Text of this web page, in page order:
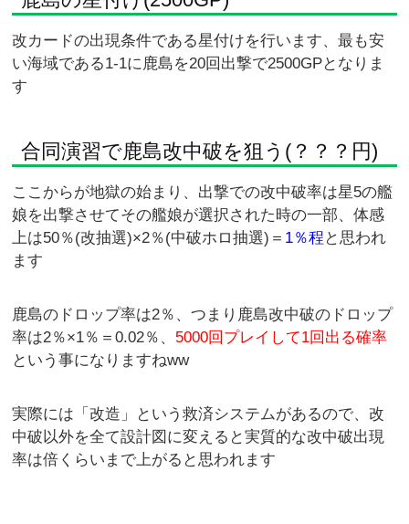
改カードの出現条件である星付けを行います、最も安
い海域である1-1に鹿島を20回出撃で2500GPとなりま
す
合同演習で鹿島改中破を狙う(？？？円)
ここからが地獄の始まり、出撃での改中破率は星5の艦
娘を出撃させてその艦娘が選択された時の一部、体感
上は50％(改抽選)×2％(中破ホロ抽選)＝ 1％程 と思われ
ます
鹿島のドロップ率は2％、つまり鹿島改中破のドロップ
率は2％×1％＝0.02％、 5000回プレイして1回出る確率
という事になりますねww
実際には「改造」という救済システムがあるので、改
中破以外を全て設計図に変えると実質的な改中破出現
率は倍くらいまで上がると思われます